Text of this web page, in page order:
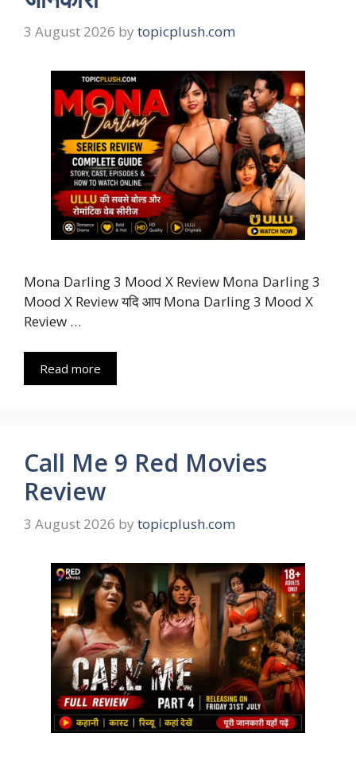
3 August 2026 by topicplush.com
Mona Darling 3 Mood X Review Mona Darling 3
Mood X Review यदि आप Mona Darling 3 Mood X
Review …
Read more
Call Me 9 Red Movies
Review
3 August 2026 by topicplush.com